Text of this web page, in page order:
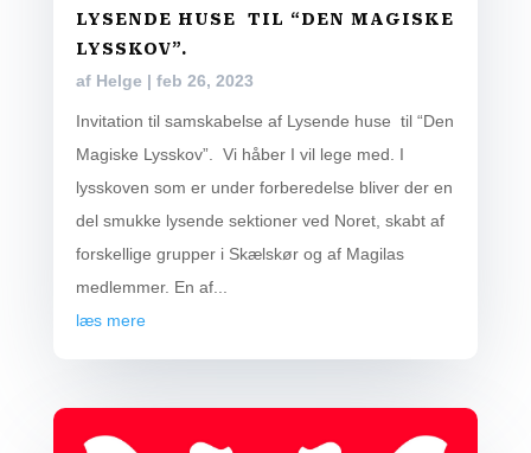
LYSENDE HUSE TIL “DEN MAGISKE
LYSSKOV”.
af Helge | feb 26, 2023
Invitation til samskabelse af Lysende huse til “Den
Magiske Lysskov”. Vi håber I vil lege med. I
lysskoven som er under forberedelse bliver der en
del smukke lysende sektioner ved Noret, skabt af
forskellige grupper i Skælskør og af Magilas
medlemmer. En af...
læs mere